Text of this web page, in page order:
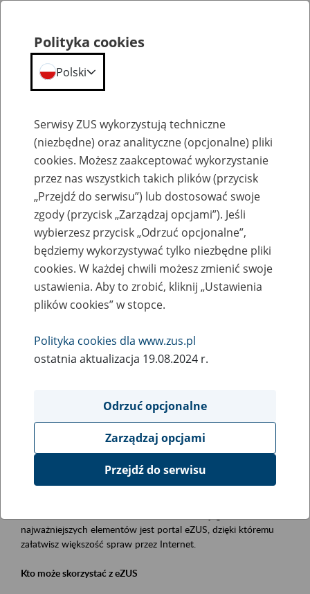
Szkolenia
Zaproś ZUS do siebie - zakładanie profili
eZUS w siedzibie Twojej firmy
Rodzaj wydarzenia
Szkolenia
Obszar merytoryczny
obsługa klientów
Opis wydarzenia
Platforma Usług Elektronicznych eZUS
najważniejszych elementów jest portal eZUS, dzięki któremu
załatwisz większość spraw przez Internet.
Kto może skorzystać z eZUS
Polityka cookies
Polski
Serwisy ZUS wykorzystują techniczne
(niezbędne) oraz analityczne (opcjonalne) pliki
cookies. Możesz zaakceptować wykorzystanie
przez nas wszystkich takich plików (przycisk
„Przejdź do serwisu”) lub dostosować swoje
zgody (przycisk „Zarządzaj opcjami”). Jeśli
wybierzesz przycisk „Odrzuć opcjonalne”,
będziemy wykorzystywać tylko niezbędne pliki
cookies. W każdej chwili możesz zmienić swoje
ustawienia. Aby to zrobić, kliknij „Ustawienia
plików cookies” w stopce.
Polityka cookies dla www.zus.pl
ostatnia aktualizacja 19.08.2024 r.
Odrzuć opcjonalne
Zarządzaj opcjami
Przejdź do serwisu